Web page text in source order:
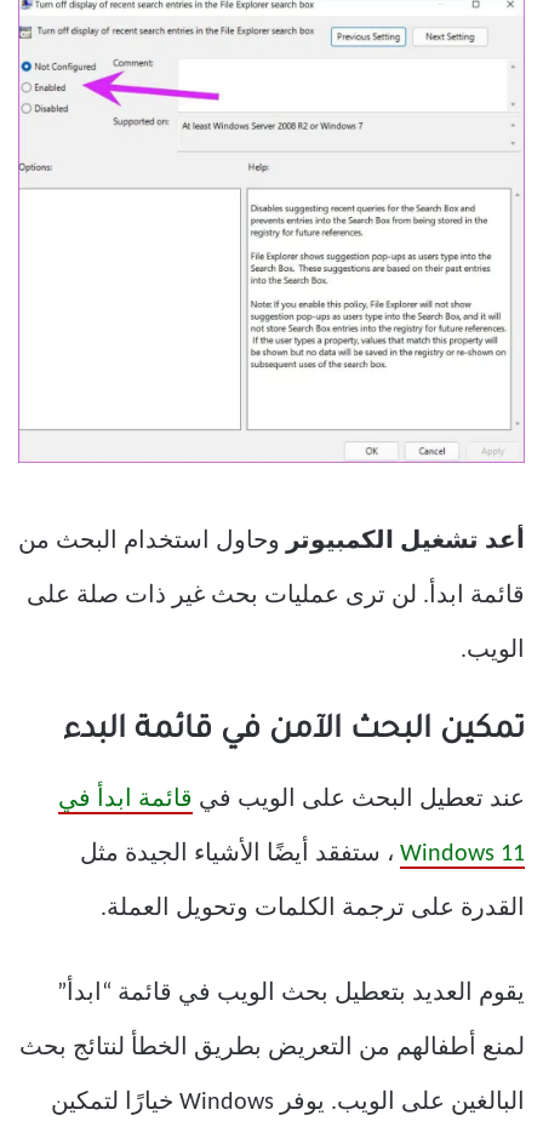
أعد تشغيل الكمبيوتر وحاول استخدام البحث من
قائمة ابدأ. لن ترى عمليات بحث غير ذات صلة على
الويب.
تمكين البحث الآمن في قائمة البدء
عند تعطيل البحث على الويب في قائمة ابدأ في
Windows 11 ، ستفقد أيضًا الأشياء الجيدة مثل
القدرة على ترجمة الكلمات وتحويل العملة.
يقوم العديد بتعطيل بحث الويب في قائمة “ابدأ”
لمنع أطفالهم من التعريض بطريق الخطأ لنتائج بحث
البالغين على الويب. يوفر Windows خيارًا لتمكين